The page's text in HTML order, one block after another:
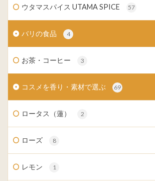
ウタマスパイス UTAMA SPICE 57
バリの食品 4
お茶・コーヒー 3
コスメを香り・素材で選ぶ 69
ロータス（蓮） 2
ローズ 8
レモン 1